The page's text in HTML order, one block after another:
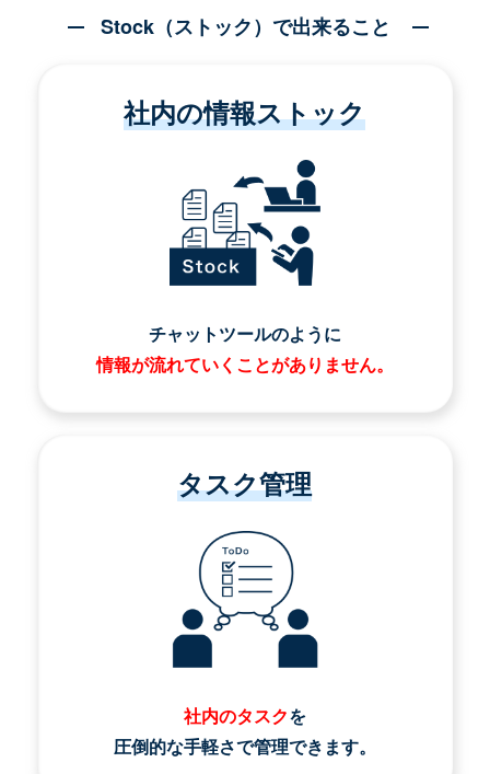
Stock（ストック）で出来ること
社内の情報ストック
チャットツールのように
情報が流れていくことがありません。
タスク管理
社内のタスクを
圧倒的な手軽さで管理できます。